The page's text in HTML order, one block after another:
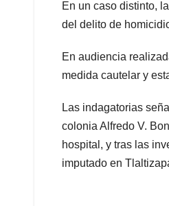
En un caso distinto,
del delito de
En audiencia
medida cautelar y
Las indagatorias
colonia Alfredo V.
hospital, y tras las
imputado en